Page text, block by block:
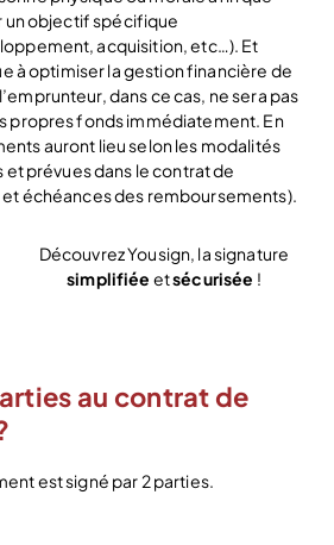
un objectif spécifique
acquisition, etc…). Et
à optimiser la gestion financière de
dans ce cas, ne sera pas
propres fonds immédiatement. En
auront lieu selon les modalités
et prévues dans le contrat de
échéances des remboursements).
Découvrez Yousign, la signature
simplifiée etsécurisée !
au contrat de
est signé par 2 parties.